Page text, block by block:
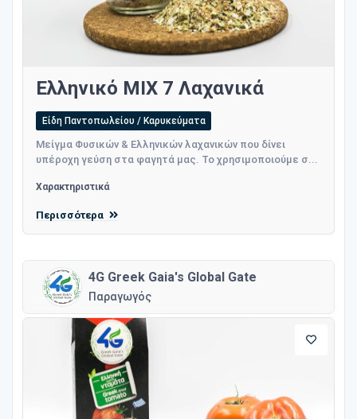
Ελληνικό MIX 7 Λαχανικά
Είδη Παντοπωλείου / Καρυκεύματα
Μείγμα Φυσικών & Ελληνικών λαχανικών που δίνει
υπέροχη γεύση στα φαγητά μας. Το χρησιμοποιούμε σ...
Χαρακτηριστικά
Περισσότερα
4G Greek Gaia's Global Gate
Παραγωγός